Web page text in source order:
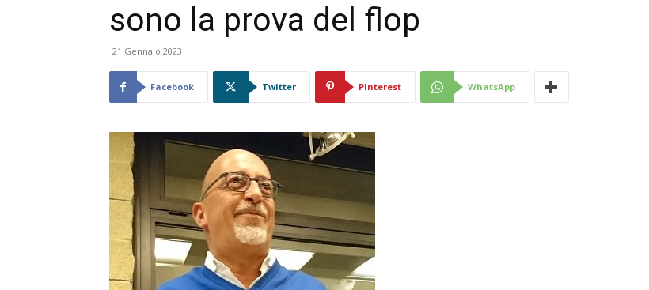
sono la prova del flop
21 Gennaio 2023
Facebook Twitter Pinterest WhatsApp